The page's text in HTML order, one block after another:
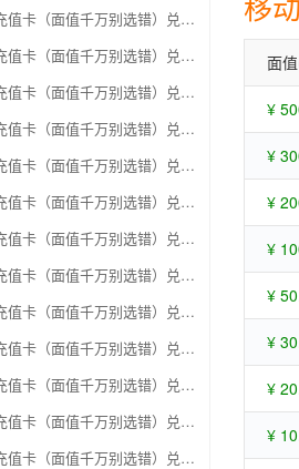
移动充值卡（面值千万别选错）兑换京东超市卡
移动充值卡（面值千万别选错）兑换苏宁易购礼品卡
移动充值卡（面值千万别选错）兑换骏网一卡通
移动充值卡（面值千万别选错）兑换骏网乐充
移动充值卡（面值千万别选错）兑换汇元智付卡
移动充值卡（面值千万别选错）兑换携程任我行
移动充值卡（面值千万别选错）兑换中欣卡(中欣通卡)
移动充值卡（面值千万别选错）兑换盛大一卡通
移动充值卡（面值千万别选错）兑换网易一卡通
移动充值卡（面值千万别选错）兑换天宏一卡通（易冲天宏卡）
移动充值卡（面值千万别选错）兑换巨人一卡通(征途卡)
移动充值卡（面值千万别选错）兑换美团礼品卡
移动充值卡（面值千万别选错）兑换(百联卡)联华ok卡
面
¥
¥
¥
¥
¥
¥
¥
¥